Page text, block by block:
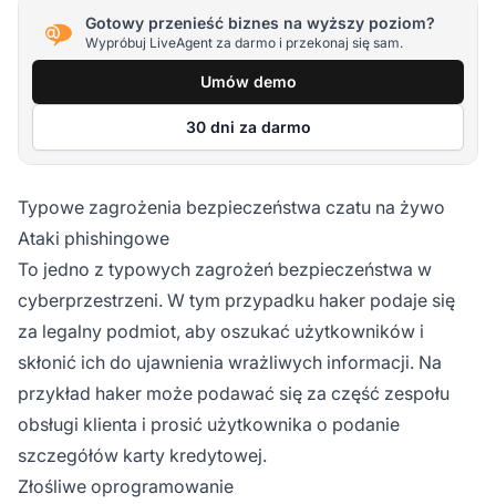
Gotowy przenieść biznes na wyższy poziom?
Wypróbuj LiveAgent za darmo i przekonaj się sam.
Umów demo
30 dni za darmo
Typowe zagrożenia bezpieczeństwa czatu na żywo
Ataki phishingowe
To jedno z typowych zagrożeń bezpieczeństwa w
cyberprzestrzeni. W tym przypadku haker podaje się
za legalny podmiot, aby oszukać użytkowników i
skłonić ich do ujawnienia wrażliwych informacji. Na
przykład haker może podawać się za część zespołu
obsługi klienta i prosić użytkownika o podanie
szczegółów karty kredytowej.
Złośliwe oprogramowanie